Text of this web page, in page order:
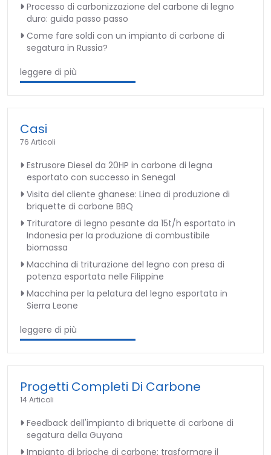
Processo di carbonizzazione del carbone di legno
duro: guida passo passo
Come fare soldi con un impianto di carbone di
segatura in Russia?
leggere di più
Casi
76 Articoli
Estrusore Diesel da 20HP in carbone di legna
esportato con successo in Senegal
Visita del cliente ghanese: Linea di produzione di
briquette di carbone BBQ
Trituratore di legno pesante da 15t/h esportato in
Indonesia per la produzione di combustibile
biomassa
Macchina di triturazione del legno con presa di
potenza esportata nelle Filippine
Macchina per la pelatura del legno esportata in
Sierra Leone
leggere di più
Progetti Completi Di Carbone
14 Articoli
Feedback dell'impianto di briquette di carbone di
segatura della Guyana
Impianto di brioche di carbone: trasformare il